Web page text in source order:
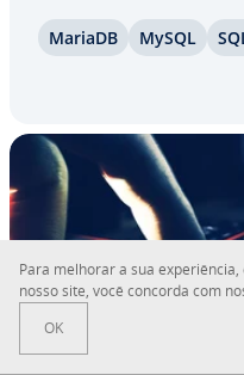
Aprenda a verificar
MariaDB MySQL
Para melhorar a sua
nosso site, você concorda com
OK